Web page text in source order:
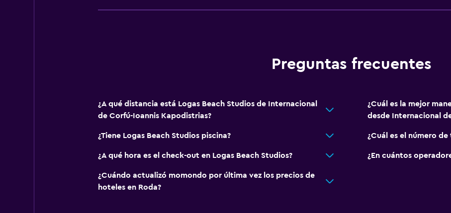
Preguntas frecuentes
¿A qué distancia está Logas Beach Studios de Internacional
de Corfú-Ioannis Kapodistrias?
¿Cuál es la mejor
desde Internacional
¿Tiene Logas Beach Studios piscina? ¿Cuál es el número
¿A qué hora es el check-out en Logas Beach Studios? ¿En cuántos
¿Cuándo actualizó momondo por última vez los precios de
hoteles en Roda?